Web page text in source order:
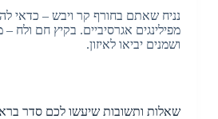
נניח שאתם בחורף קר ויבש – כדאי
מפילינגים אגרסיביים. בקיץ חם ולח –
ושמנים יביאו לאיזון.
שאלות ותשובות שיעשו לכם סדר